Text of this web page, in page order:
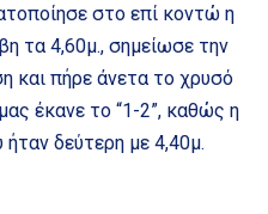
στο επί κοντώ η
τα 4,60μ., σημείωσε την
και πήρε άνετα το χρυσό
έκανε το “1-2”, καθώς η
δεύτερη με 4,40μ.